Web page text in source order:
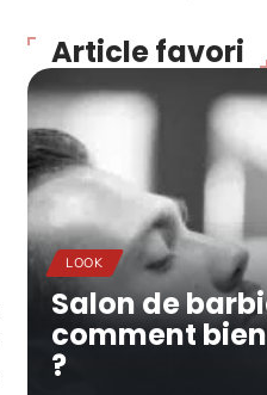
Article favori
LOOK
Salon de
comment
?